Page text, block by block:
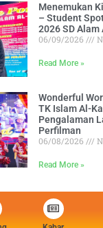
Menemukan
– Student
2026 SD Alam
06/09/2026
Read More »
Wonderful
TK Islam Al-
Pengalaman
Perfilman
06/08/2026
Read More »